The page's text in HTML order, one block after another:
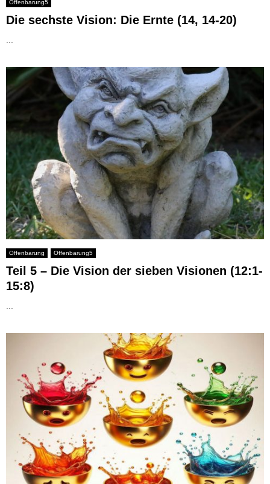
Offenbarung5
Die sechste Vision: Die Ernte (14, 14-20)
Offenbarung Offenbarung5
Teil 5 – Die Vision der sieben Visionen (12:1-
15:8)
...